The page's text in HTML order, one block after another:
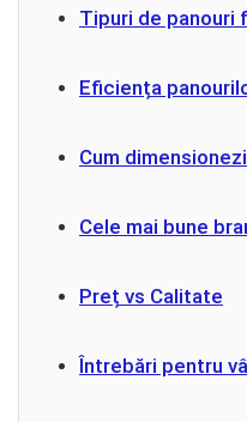
Prize și fișe industriale
Sonerii
Termostate
Tipuri de panouri
Eficiența
Cum
Cele mai bune
Preț vs Calitate
Întrebări pentru